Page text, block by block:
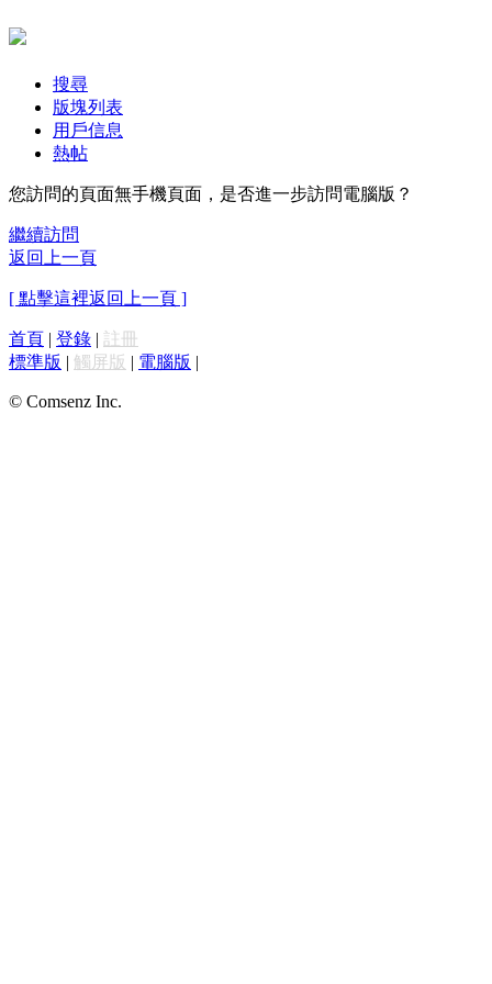
搜尋
版塊列表
用戶信息
熱帖
您訪問的頁面無手機頁面，是否進一步訪問電腦版？
繼續訪問
返回上一頁
[ 點擊這裡返回上一頁 ]
首頁 | 登錄 | 註冊
標準版 | 觸屏版 | 電腦版 |
© Comsenz Inc.